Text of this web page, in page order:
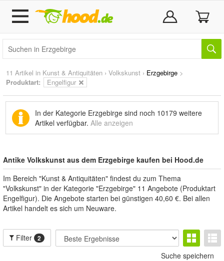
11 Artikel in Kunst & Antiquitäten › Volkskunst › Erzgebirge >
Produktart:
Engelfigur
In der Kategorie Erzgebirge sind noch 10179 weitere
Artikel verfügbar. Alle anzeigen
Antike Volkskunst aus dem Erzgebirge kaufen bei Hood.de
Im Bereich "Kunst & Antiquitäten" findest du zum Thema
"Volkskunst" in der Kategorie "Erzgebirge" 11 Angebote (Produktart
Engelfigur). Die Angebote starten bei günstigen 40,60 €. Bei allen
Artikel handelt es sich um Neuware.
Filter 2
Suche speichern